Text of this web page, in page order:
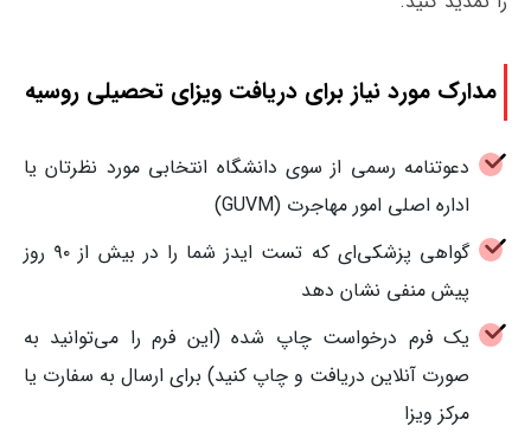
مدارک مورد نیاز برای دریافت ویزای تحصیلی روسیه
دعوتنامه رسمی از سوی دانشگاه انتخابی مورد نظرتان یا
اداره اصلی امور مهاجرت (GUVM)
گواهی پزشکی‌‌ای که تست ایدز شما را در بیش از ۹۰ روز
پیش منفی نشان دهد
یک فرم درخواست چاپ شده (این فرم را می‌توانید به
صورت آنلاین دریافت و چاپ کنید) برای ارسال به سفارت یا
مرکز ویزا